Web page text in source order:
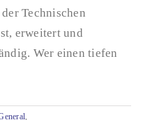
Technischen
erweitert und
Wer einen tiefen
,